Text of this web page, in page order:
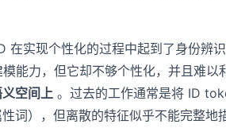
实现个性化的过程中起到了身份辨识
能力，但它却不够个性化，并且难以
空间上 。过去的工作通常是将 ID
词），但离散的特征似乎不能完整地